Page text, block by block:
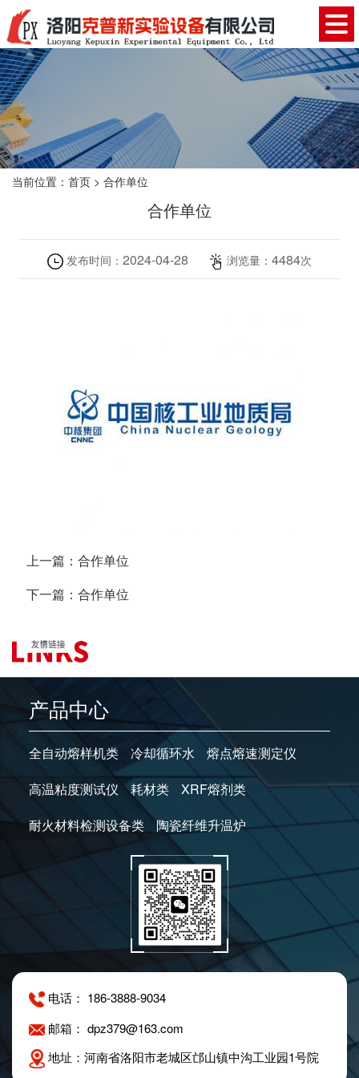
合作单位
当前位置： 首页 > 合作单位
合作单位
发布时间： 2024-04-28 浏览量： 4484次
上一篇：合作单位
下一篇：合作单位
产品中心
全自动熔样机类 冷却循环水
熔点熔速测定仪
高温粘度测试仪
耗材类
XRF熔剂类
耐火材料检测设备类
陶瓷纤维升温炉
电话： 186-3888-9034
邮箱： dpz379@163.com
地址：河南省洛阳市老城区邙山镇中沟工业园1号院